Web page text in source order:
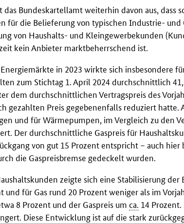
das Bundeskartellamt weiterhin davon aus, dass
für die Belieferung von typischen Industrie-
von Haushalts- und Kleingewerbekunden
kein Anbieter marktbeherrschend ist.
in 2023 wirkte sich insbesondere
zum Stichtag 1. April 2024 durchschnittlich
dem durchschnittlichen Vertragspreis des
gezahlten Preis gegebenenfalls reduziert hatte.
und für Wärmepumpen, im Vergleich zu den
Der durchschnittliche Gaspreis für
von gut 15 Prozent entspricht – auch
die Gaspreisbremse gedeckelt wurden.
zeigte sich eine Stabilisierung
und für Gas rund 20 Prozent weniger als im
8 Prozent und der Gaspreis um ca. 14
Diese Entwicklung ist auf die stark